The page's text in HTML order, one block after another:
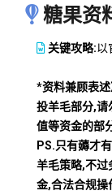
糖果资
关键攻略:以
*资料兼顾表
投羊毛部分,请
值等资金的部
PS.只有薅才
羊毛策略,不过
金,合法合规操